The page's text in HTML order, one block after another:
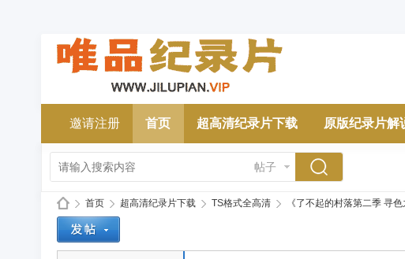
邀请注册 首页 超高清纪录片下载 原版纪录片解
帖子
首页 超高清纪录片下载 TS格式全高清 《了不起的村落第二季 寻